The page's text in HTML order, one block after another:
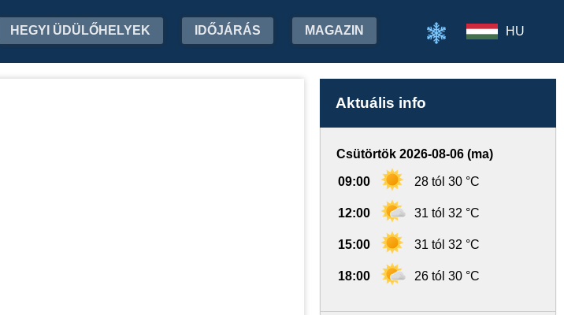
HEGYI ÜDÜLŐHELYEK IDŐJÁRÁS MAGAZIN HU
Aktuális info
Csütörtök 2026-08-06 (ma)
09:00 28 tól 30 °C
12:00 31 tól 32 °C
15:00 31 tól 32 °C
18:00 26 tól 30 °C